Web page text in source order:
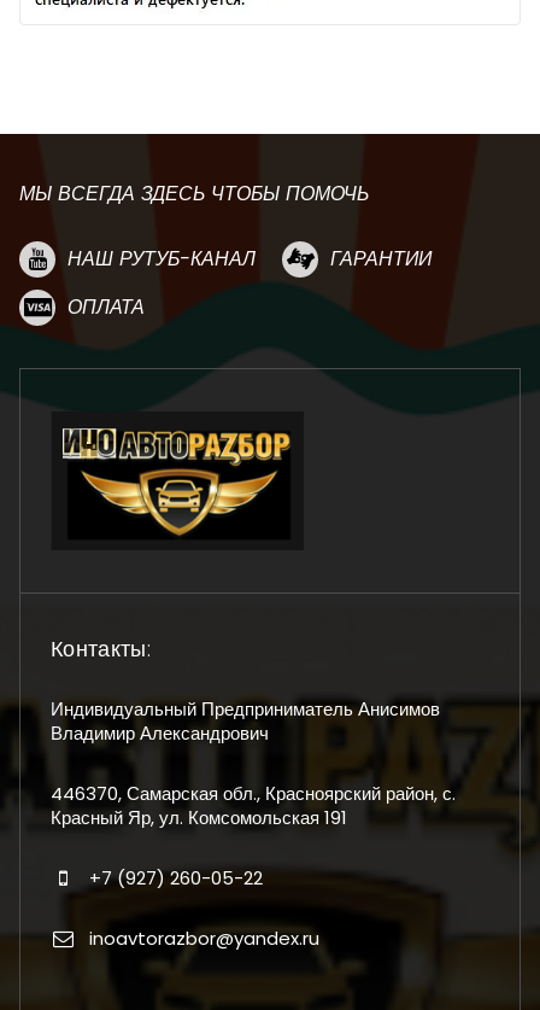
МЫ ВСЕГДА ЗДЕСЬ ЧТОБЫ ПОМОЧЬ
НАШ РУТУБ-КАНАЛ
ГАРАНТИИ
ОПЛАТА
Контакты:
Индивидуальный Предприниматель Анисимов
Владимир Александрович
446370, Самарская обл., Красноярский район, с.
Красный Яр, ул. Комсомольская 191
+7 (927) 260-05-22
inoavtorazbor@yandex.ru